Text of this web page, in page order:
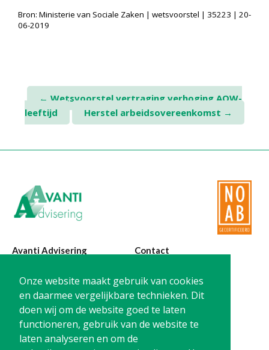
Onze website maakt gebruik van cookies
en daarmee vergelijkbare technieken. Dit
doen wij om de website goed te laten
functioneren, gebruik van de website te
laten analyseren en om de
Contact
Twinfield – Boekhouden
BaseCone – Facturen
Visionplanner – Rapportage
Bron: Ministerie van Sociale Zaken | wetsvoorstel | 35223 | 20-
06-2019
Post
navigation
← Wetsvoorstel vertraging verhoging AOW-
leeftijd
Herstel arbeidsovereenkomst →
Avanti Advisering
Poelstraat 4
1441 RR Purmerend
Contact
T: 0299-420870
@:
info@avanti-
advisering.nl
BTW: NL861212733B01